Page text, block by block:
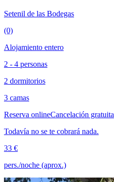
Setenil de las Bodegas
(0)
Alojamiento entero
2 - 4 personas
2 dormitorios
3 camas
Reserva onlineCancelación gratuita
Todavía no se te cobrará nada.
33 €
pers./noche (aprox.)